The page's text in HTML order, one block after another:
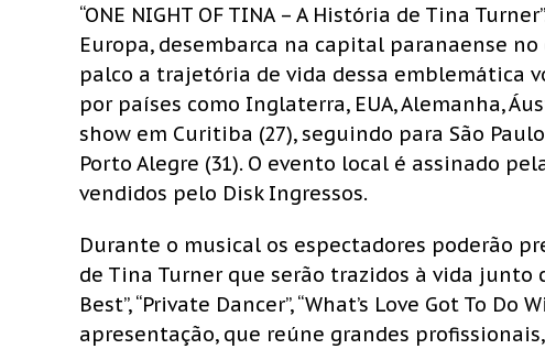
“ONE NIGHT OF TINA – A História de Tina
Europa, desembarca na capital paranaense
palco a trajetória de vida dessa emblemática
por países como Inglaterra, EUA, Alemanha,
show em Curitiba (27), seguindo para São
Porto Alegre (31). O evento local é assinado
vendidos pelo Disk Ingressos.
Durante o musical os espectadores poderão
de Tina Turner que serão trazidos à vida junto
Best”, “Private Dancer”, “What’s Love Got To Do
apresentação, que reúne grandes